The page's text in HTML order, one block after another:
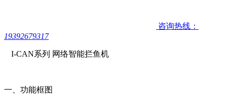
咨询热线：
19392679317
I-CAN系列 网络智能拦鱼机
一、功能框图